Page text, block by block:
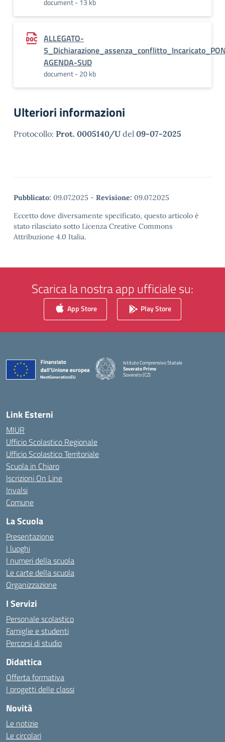
document - 13 kb
ALLEGATO-
AGENDA-SUD
document - 20 kb
Ulteriori informazioni
Protocollo: Prot. 0005140/U del 09-07-2025
Pubblicato: 09.07.2025 - Revisione: 09.07.2025
Eccetto dove diversamente specificato, questo articolo è
stato rilasciato sotto Licenza Creative Commons
Attribuzione 4.0 Italia.
Scarica la nostra app ufficiale su:
App Store Play Store
Istituto Comprensivo Statale
Soverato Primo
Soverato (CZ)
Link Esterni
MIUR
Ufficio Scolastico Regionale
Ufficio Scolastico Territoriale
Scuola in Chiaro
Iscrizioni On Line
Invalsi
Comune
La Scuola
Presentazione
I luoghi
I numeri della scuola
Le carte della scuola
Organizzazione
I Servizi
Personale scolastico
Famiglie e studenti
Percorsi di studio
Didattica
Offerta formativa
I progetti delle classi
Novità
Le notizie
Le circolari